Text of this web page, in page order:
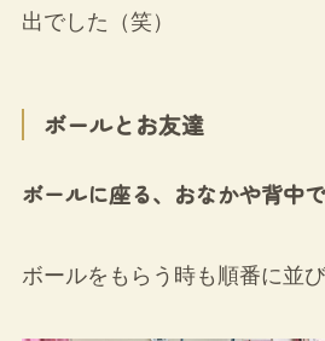
出でした（笑）
ボールとお友達
ボールに座る、おなかや背中
ボールをもらう時も順番に並